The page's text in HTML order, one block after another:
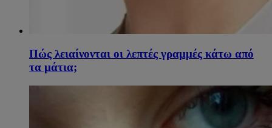
Πώς λειαίνονται οι λεπτές γραμμές κάτω από
τα μάτια;